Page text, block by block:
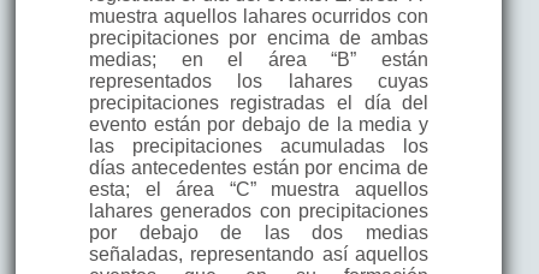
muestra aquellos lahares ocurridos con
precipitaciones por encima de ambas
medias; en el área “B” están
representados los lahares cuyas
precipitaciones registradas el día del
evento están por debajo de la media y
las precipitaciones acumuladas los
días antecedentes están por encima de
esta; el área “C” muestra aquellos
lahares generados con precipitaciones
por debajo de las dos medias
señaladas, representando así aquellos